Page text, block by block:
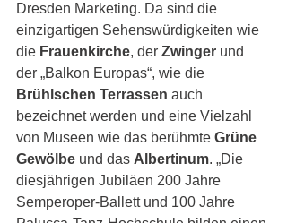
Dresden Marketing. Da sind die
einzigartigen Sehenswürdigkeiten wie
die Frauenkirche, der Zwinger und
der „Balkon Europas“, wie die
Brühlschen Terrassen auch
bezeichnet werden und eine Vielzahl
von Museen wie das berühmte Grüne
Gewölbe und das Albertinum. „Die
diesjährigen Jubiläen 200 Jahre
Semperoper-Ballett und 100 Jahre